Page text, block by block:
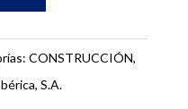
CONSTRUCCIÓN,
S.A.